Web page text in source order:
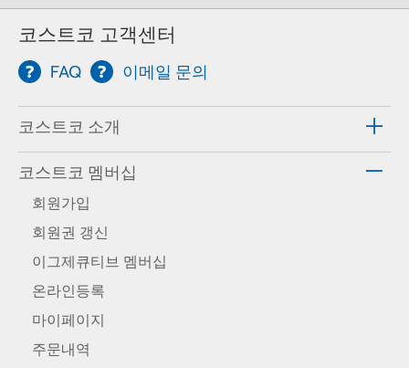
코스트코 고객센터
FAQ 이메일 문의
코스트코 소개
코스트코 멤버십
회원가입
회원권 갱신
이그제큐티브 멤버십
온라인등록
마이페이지
주문내역